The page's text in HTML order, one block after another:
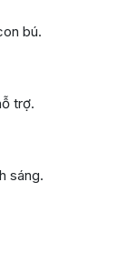
bú.
trợ.
sáng.